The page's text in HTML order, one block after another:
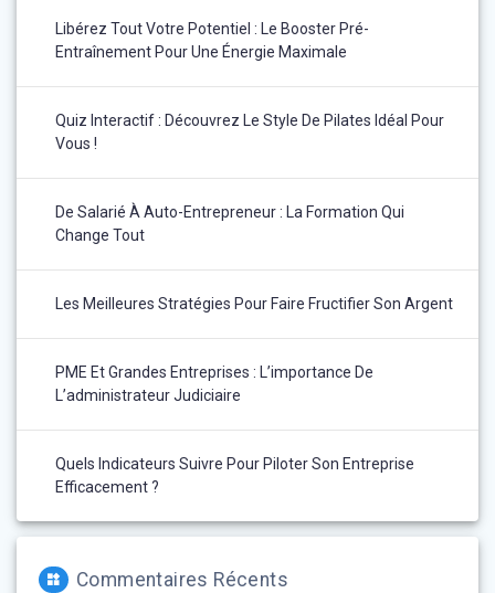
Libérez Tout Votre Potentiel : Le Booster Pré-
Entraînement Pour Une Énergie Maximale
Quiz Interactif : Découvrez Le Style De Pilates Idéal Pour
Vous !
De Salarié À Auto-Entrepreneur : La Formation Qui
Change Tout
Les Meilleures Stratégies Pour Faire Fructifier Son Argent
PME Et Grandes Entreprises : L’importance De
L’administrateur Judiciaire
Quels Indicateurs Suivre Pour Piloter Son Entreprise
Efficacement ?
Commentaires Récents